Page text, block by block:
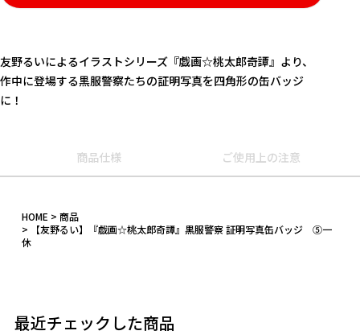
友野るいによるイラストシリーズ『戯画☆桃太郎奇譚』より、
作中に登場する黒服警察たちの証明写真を四角形の缶バッジ
に！
商品仕様 ご使用上の注意
HOME
商品
【友野るい】『戯画☆桃太郎奇譚』黒服警察 証明写真缶バッジ ⑤一
休
最近チェックした商品